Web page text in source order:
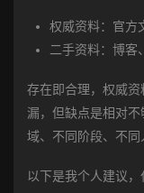
权威资料：官方
二手资料：博客
存在即合理，权威
漏，但缺点是相对
域、不同阶段、不同
以下是我个人建议，